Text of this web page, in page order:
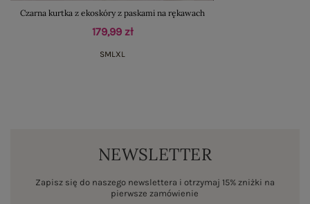
Czarna kurtka z ekoskóry z paskami na rękawach
179,99 zł
SML XL
NEWSLETTER
Zapisz się do naszego newslettera i otrzymaj 15% zniżki na
pierwsze zamówienie